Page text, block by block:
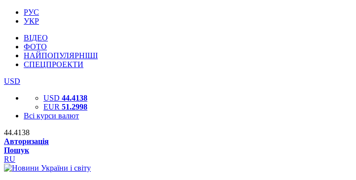
РУС
УКР
ВІДЕО
ФОТО
НАЙПОПУЛЯРНІШІ
СПЕЦПРОЕКТИ
USD
USD 44.4138
EUR 51.2998
Всі курси валют
44.4138
Авторизація
Пошук
RU